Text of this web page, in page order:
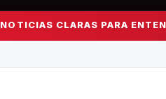
NOTICIAS CLARAS PARA